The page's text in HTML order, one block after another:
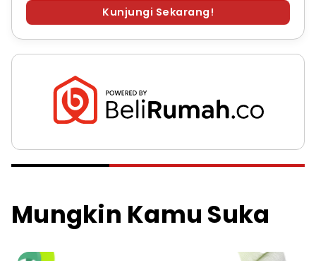
Kunjungi Sekarang!
Mungkin Kamu Suka